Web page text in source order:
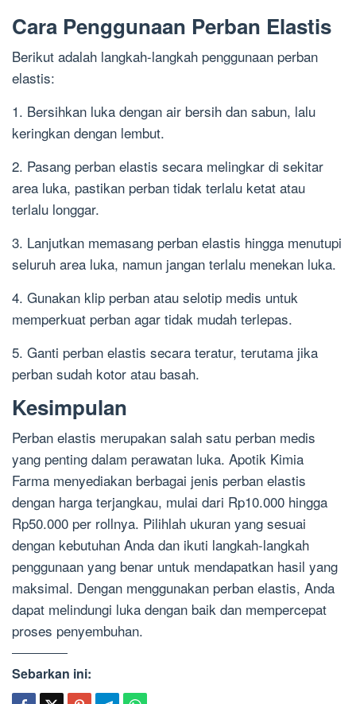
Cara Penggunaan Perban Elastis
Berikut adalah langkah-langkah penggunaan perban
elastis:
1. Bersihkan luka dengan air bersih dan sabun, lalu
keringkan dengan lembut.
2. Pasang perban elastis secara melingkar di sekitar
area luka, pastikan perban tidak terlalu ketat atau
terlalu longgar.
3. Lanjutkan memasang perban elastis hingga menutupi
seluruh area luka, namun jangan terlalu menekan luka.
4. Gunakan klip perban atau selotip medis untuk
memperkuat perban agar tidak mudah terlepas.
5. Ganti perban elastis secara teratur, terutama jika
perban sudah kotor atau basah.
Kesimpulan
Perban elastis merupakan salah satu perban medis
yang penting dalam perawatan luka. Apotik Kimia
Farma menyediakan berbagai jenis perban elastis
dengan harga terjangkau, mulai dari Rp10.000 hingga
Rp50.000 per rollnya. Pilihlah ukuran yang sesuai
dengan kebutuhan Anda dan ikuti langkah-langkah
penggunaan yang benar untuk mendapatkan hasil yang
maksimal. Dengan menggunakan perban elastis, Anda
dapat melindungi luka dengan baik dan mempercepat
proses penyembuhan.
Sebarkan ini: